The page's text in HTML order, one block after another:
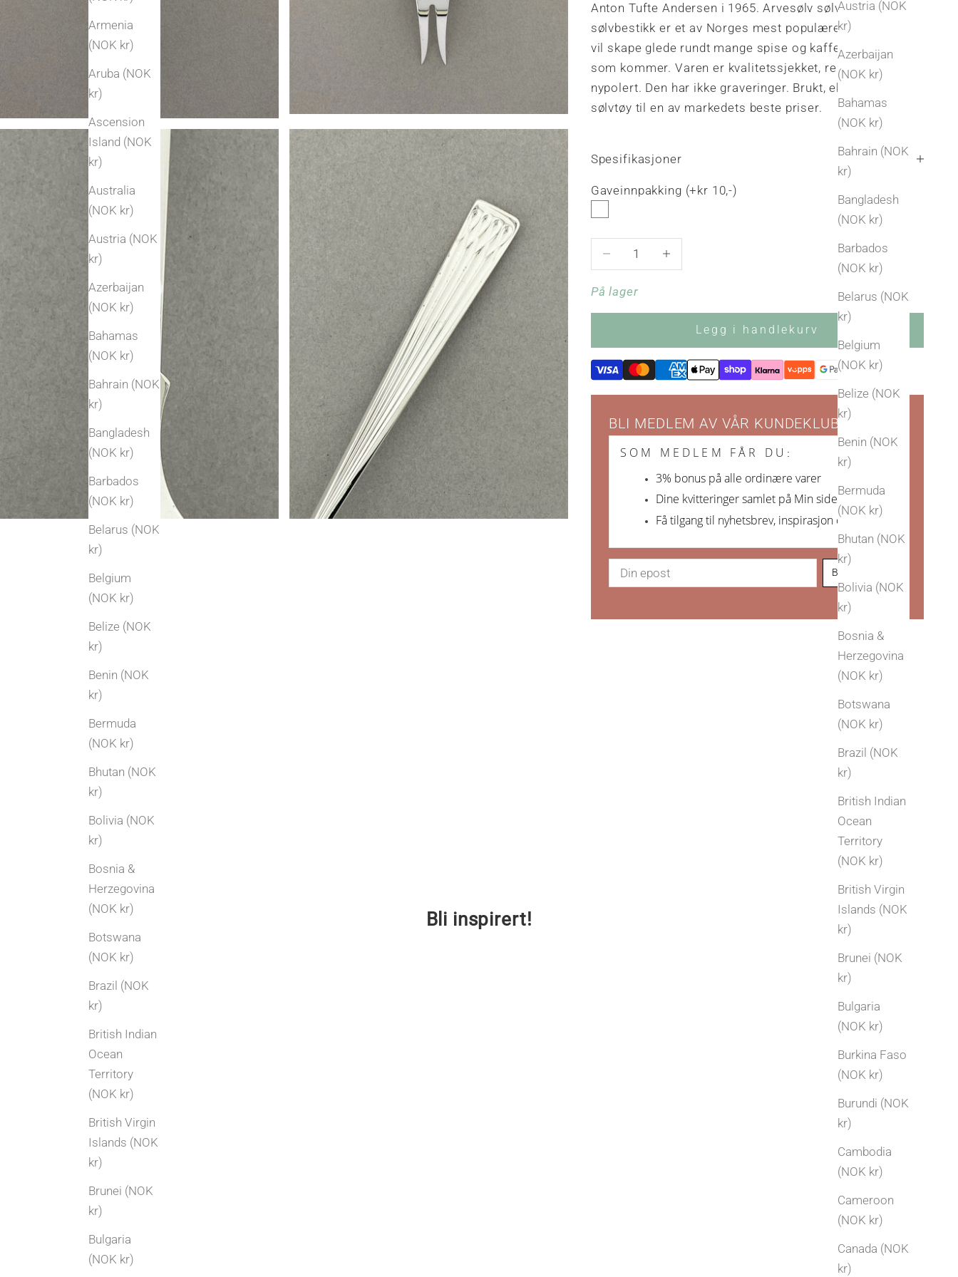
Austria (NOK
kr)
Azerbaijan
(NOK kr)
Bahamas
(NOK kr)
Bahrain (NOK
kr)
Bangladesh
(NOK kr)
Barbados
(NOK kr)
Belarus (NOK
kr)
Belgium
(NOK kr)
Belize (NOK
kr)
Benin (NOK
kr)
Bermuda
(NOK kr)
Bhutan (NOK
kr)
Bolivia (NOK
kr)
Bosnia &
Herzegovina
(NOK kr)
Botswana
(NOK kr)
Brazil (NOK
kr)
British Indian
Ocean
Territory
(NOK kr)
British Virgin
Islands (NOK
kr)
Brunei (NOK
kr)
Bulgaria
(NOK kr)
Burkina Faso
(NOK kr)
Burundi (NOK
kr)
Cambodia
(NOK kr)
Cameroon
(NOK kr)
Canada (NOK
kr)
Armenia
(NOK kr)
Aruba (NOK
kr)
Ascension
Island (NOK
kr)
Australia
(NOK kr)
Austria (NOK
kr)
Azerbaijan
(NOK kr)
Bahamas
(NOK kr)
Bahrain (NOK
kr)
Bangladesh
(NOK kr)
Barbados
(NOK kr)
Belarus (NOK
kr)
Belgium
(NOK kr)
Belize (NOK
kr)
Benin (NOK
kr)
Bermuda
(NOK kr)
Bhutan (NOK
kr)
Bolivia (NOK
kr)
Bosnia &
Herzegovina
(NOK kr)
Botswana
(NOK kr)
Brazil (NOK
kr)
British Indian
Ocean
Territory
(NOK kr)
British Virgin
Islands (NOK
kr)
Brunei (NOK
kr)
Bulgaria
(NOK kr)
Anton Tufte Andersen i 1965. Arvesølv sølvtøy og
sølvbestikk er et av Norges mest populære mønster og
vil skape glede rundt mange spise og kaffebord i tiden
som kommer. Varen er kvalitetssjekket, renset og
nypolert. Den har ikke graveringer. Brukt, ekte norsk
sølvtøy til en av markedets beste priser.
Spesifikasjoner
Gaveinnpakking (+kr 10,-)
Reduser antallØk antall
På lager
Legg i handlekurv
BLI MEDLEM AV VÅR KUNDEKLUBB
SOM MEDLEM FÅR DU :
3% bonus på alle ordinære varer
Dine kvitteringer samlet på Min side
Få tilgang til nyhetsbrev, inspirasjon og nyheter
Bli Arven-venn!
Bli inspirert!